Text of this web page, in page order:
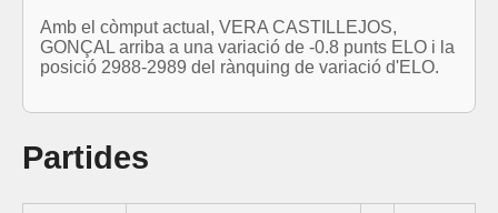
Amb el còmput actual, VERA CASTILLEJOS,
GONÇAL arriba a una variació de -0.8 punts ELO i la
posició 2988-2989 del rànquing de variació d'ELO.
Partides